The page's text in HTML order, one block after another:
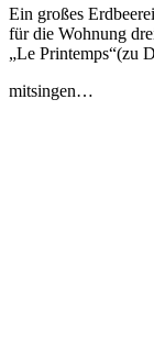
Ein großes
für die Wohnung
„Le Printemps“(zu
mitsingen…